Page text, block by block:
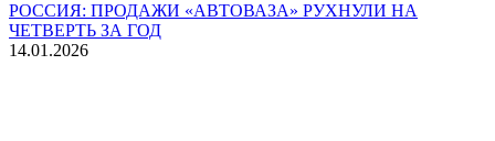
РОССИЯ: ПРОДАЖИ «АВТОВАЗА» РУХНУЛИ НА
ЧЕТВЕРТЬ ЗА ГОД
14.01.2026